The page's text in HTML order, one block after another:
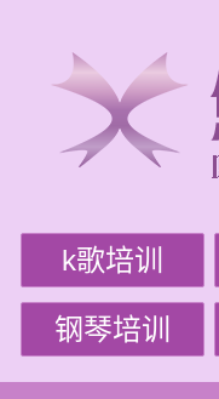
k歌培训
钢琴培训